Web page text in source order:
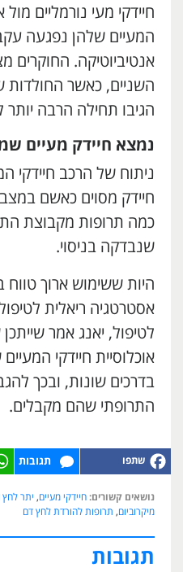
חיידקי מעי נורמליים מול
המעיים שלהן נפגעה
אנטיביוטיקה. החוקרים
השניים, כאשר החולדות
הגיבו תחילה הרבה יותר
נמצא חיידק מעיים
ניתוח של הרכב חיידקי
חיידק מסוים כאשם
כמה תרופות מקבוצת
שנבדקה בניסוי.
היות ששימוש ארוך טווח
אסטרטגיה ריאלית
לטיפול, יאנג אמר
אוכלוסיית חיידקי
בדרכים שונות, ובכך
התרופתי שהם מקבלים.
תגובות
נושאים קשורים: חיידקי מעיים, יתר לחץ
מיקרוביום, תרופות להורדת לחץ דם
תגובות